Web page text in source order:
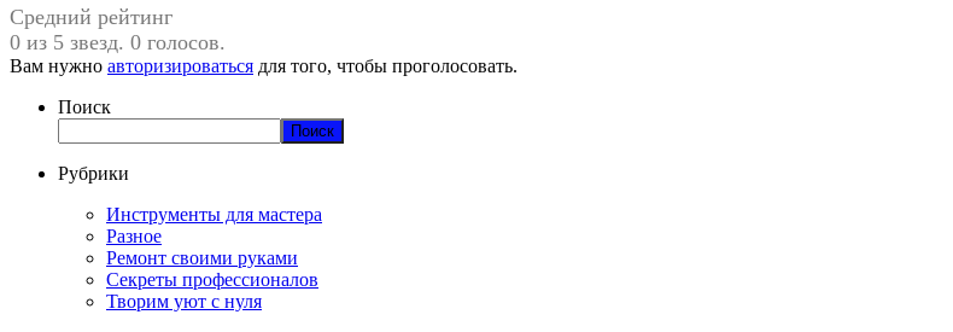
Средний рейтинг
0 из 5 звезд. 0 голосов.
Вам нужно авторизироваться для того, чтобы проголосовать.
Поиск
Поиск
Рубрики
Инструменты для мастера
Разное
Ремонт своими руками
Секреты профессионалов
Творим уют с нуля